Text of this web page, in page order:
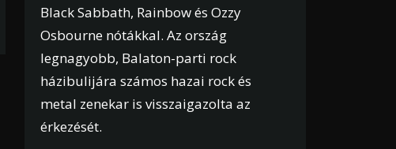
Black Sabbath, Rainbow és Ozzy
Osbourne nótákkal. Az ország
legnagyobb, Balaton-parti rock
házibulijára számos hazai rock és
metal zenekar is visszaigazolta az
érkezését.